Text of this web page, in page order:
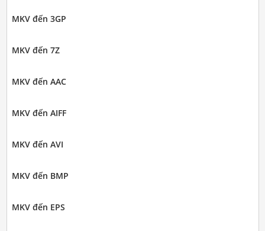
MKV đến 3GP
MKV đến 7Z
MKV đến AAC
MKV đến AIFF
MKV đến AVI
MKV đến BMP
MKV đến EPS